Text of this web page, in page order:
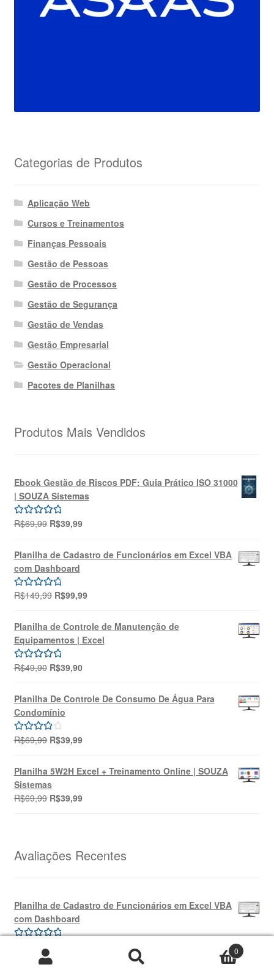
Categorias de Produtos
Aplicação Web
Cursos e Treinamentos
Finanças Pessoais
Gestão de Pessoas
Gestão de Processos
Gestão de Segurança
Gestão de Vendas
Gestão Empresarial
Gestão Operacional
Pacotes de Planilhas
Produtos Mais Vendidos
Ebook Gestão de Riscos PDF: Guia Prático ISO 31000
| SOUZA Sistemas
Avaliação
R$69,99 O
original
era:
R$69,99.
R$39,99O
é:
Planilha de Cadastro de Funcionários em Excel VBA
com Dashboard
Avaliação
R$149,99 O
original
era:
R$149,99.
R$99,99O
atual
é:
R$99,99.
Planilha de Controle de Manutenção de
Equipamentos | Excel
Avaliação
R$49,90 O
original
era:
R$49,90.
R$39,90O
atual
é:
Planilha De Controle De Consumo De Água Para
Condomínio
Avaliação
R$69,99 O
original
era:
R$69,99.
R$39,99O
atual
é:
Planilha 5W2H Excel + Treinamento Online | SOUZA
Sistemas
R$69,99 O
R$69,99.
R$39,99O
R$39,99.
Avaliações Recentes
Planilha de Cadastro de Funcionários em Excel VBA
com Dashboard
por Freide
Pesquisar
Pesquisar
0